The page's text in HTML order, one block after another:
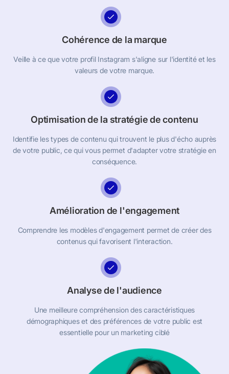
Cohérence de la marque
Veille à ce que votre profil Instagram s'aligne sur l'identité et les
valeurs de votre marque.
Optimisation de la stratégie de contenu
Identifie les types de contenu qui trouvent le plus d'écho auprès
de votre public, ce qui vous permet d'adapter votre stratégie en
conséquence.
Amélioration de l'engagement
Comprendre les modèles d'engagement permet de créer des
contenus qui favorisent l'interaction.
Analyse de l'audience
Une meilleure compréhension des caractéristiques
démographiques et des préférences de votre public est
essentielle pour un marketing ciblé